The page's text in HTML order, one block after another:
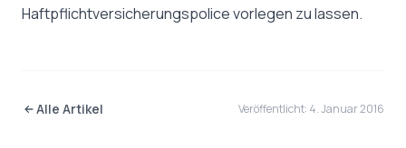
Haftpflichtversicherungspolice vorlegen zu lassen.
Alle Artikel Veröffentlicht: 4. Januar 2016